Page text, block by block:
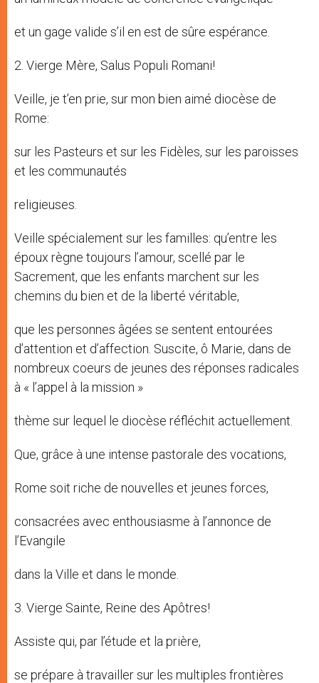
et un gage valide s’il en est de sûre espérance.
2. Vierge Mère, Salus Populi Romani!
Veille, je t’en prie, sur mon bien aimé diocèse de
Rome:
sur les Pasteurs et sur les Fidèles, sur les paroisses
et les communautés
religieuses.
Veille spécialement sur les familles: qu’entre les
époux règne toujours l’amour, scellé par le
Sacrement, que les enfants marchent sur les
chemins du bien et de la liberté véritable,
que les personnes âgées se sentent entourées
d’attention et d’affection. Suscite, ô Marie, dans de
nombreux coeurs de jeunes des réponses radicales
à « l’appel à la mission »
thème sur lequel le diocèse réfléchit actuellement.
Que, grâce à une intense pastorale des vocations,
Rome soit riche de nouvelles et jeunes forces,
consacrées avec enthousiasme à l’annonce de
l’Evangile
dans la Ville et dans le monde.
3. Vierge Sainte, Reine des Apôtres!
Assiste qui, par l’étude et la prière,
se prépare à travailler sur les multiples frontières